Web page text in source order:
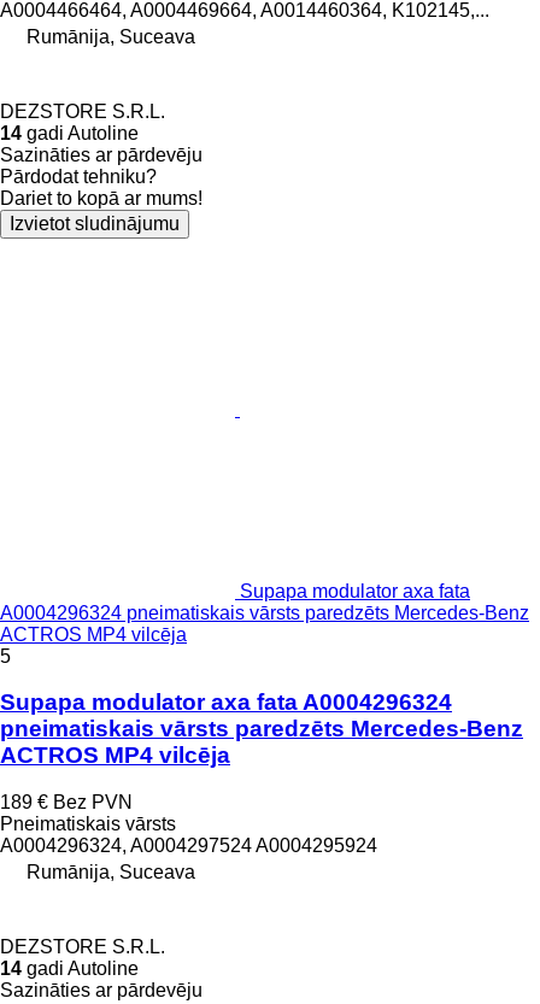
A0004466464, A0004469664, A0014460364, K102145,...
Rumānija, Suceava
DEZSTORE S.R.L.
14 gadi Autoline
Sazināties ar pārdevēju
Pārdodat tehniku?
Dariet to kopā ar mums!
Izvietot sludinājumu
Supapa modulator axa fata
A0004296324 pneimatiskais vārsts paredzēts Mercedes-Benz
ACTROS MP4 vilcēja
5
Supapa modulator axa fata A0004296324
pneimatiskais vārsts paredzēts Mercedes-Benz
ACTROS MP4 vilcēja
189 € Bez PVN
Pneimatiskais vārsts
A0004296324, A0004297524 A0004295924
Rumānija, Suceava
DEZSTORE S.R.L.
14 gadi Autoline
Sazināties ar pārdevēju